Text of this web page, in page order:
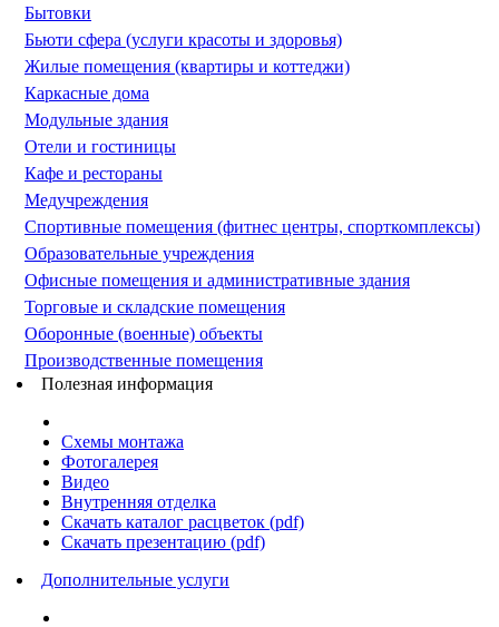
Бытовки
Бьюти сфера (услуги красоты и здоровья)
Жилые помещения (квартиры и коттеджи)
Каркасные дома
Модульные здания
Отели и гостиницы
Кафе и рестораны
Медучреждения
Спортивные помещения (фитнес центры, спорткомплексы)
Образовательные учреждения
Офисные помещения и административные здания
Торговые и складские помещения
Оборонные (военные) объекты
Производственные помещения
Полезная информация
Схемы монтажа
Фотогалерея
Видео
Внутренняя отделка
Скачать каталог расцветок (pdf)
Скачать презентацию (pdf)
Дополнительные услуги